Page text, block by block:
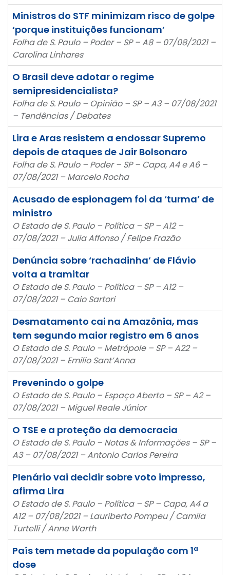
Ministros do STF minimizam risco de golpe
‘porque instituições funcionam’
Folha de S. Paulo – Poder – SP – A8 – 07/08/2021 –
Carolina Linhares
O Brasil deve adotar o regime
semipresidencialista?
Folha de S. Paulo – Opinião – SP – A3 – 07/08/2021
– Tendências / Debates
Lira e Aras resistem a endossar Supremo
depois de ataques de Jair Bolsonaro
Folha de S. Paulo – Poder – SP – Capa, A4 e A6 –
07/08/2021 – Marcelo Rocha
Acusado de espionagem foi da ‘turma’ de
ministro
O Estado de S. Paulo – Política – SP – A12 –
07/08/2021 – Julia Affonso / Felipe Frazão
Denúncia sobre ‘rachadinha’ de Flávio
volta a tramitar
O Estado de S. Paulo – Política – SP – A12 –
07/08/2021 – Caio Sartori
Desmatamento cai na Amazônia, mas
tem segundo maior registro em 6 anos
O Estado de S. Paulo – Metrópole – SP – A22 –
07/08/2021 – Emilio Sant’Anna
Prevenindo o golpe
O Estado de S. Paulo – Espaço Aberto – SP – A2 –
07/08/2021 – Miguel Reale Júnior
O TSE e a proteção da democracia
O Estado de S. Paulo – Notas & Informações – SP –
A3 – 07/08/2021 – Antonio Carlos Pereira
Plenário vai decidir sobre voto impresso,
afirma Lira
O Estado de S. Paulo – Política – SP – Capa, A4 a
A12 – 07/08/2021 – Lauriberto Pompeu / Camila
Turtelli / Anne Warth
País tem metade da população com 1ª
dose